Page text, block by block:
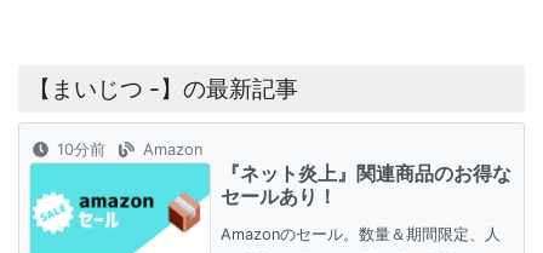
【まいじつ -】の最新記事
10分前 Amazon
『ネット炎上』関連商品のお得な
セールあり！
Amazonのセール。数量＆期間限定、人